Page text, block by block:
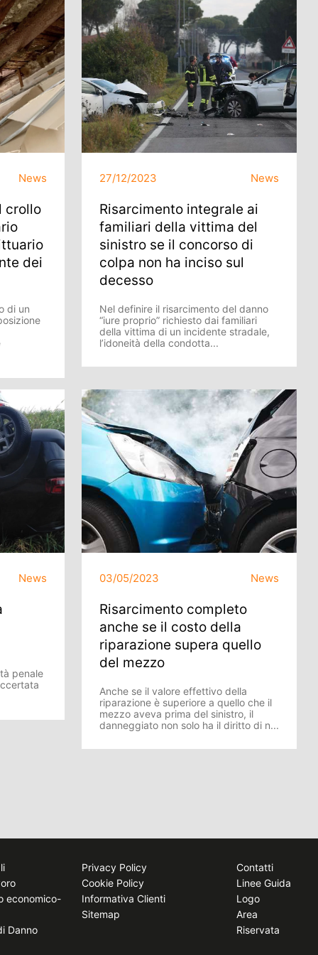
News
crollo
dei
di un
27/12/2023 News
Risarcimento integrale ai
familiari della vittima del
sinistro se il concorso di
colpa non ha inciso sul
decesso
Nel definire il risarcimento del danno
“iure proprio” richiesto dai familiari
della vittima di un incidente stradale,
l’idoneità della condotta...
News
penale
03/05/2023 News
Risarcimento completo
anche se il costo della
riparazione supera quello
del mezzo
Anche se il valore effettivo della
riparazione è superiore a quello che il
mezzo aveva prima del sinistro, il
danneggiato non solo ha il diritto di n...
economico-
Danno
Privacy Policy
Cookie Policy
Informativa Clienti
Sitemap
Contatti
Linee Guida
Logo
Area
Riservata